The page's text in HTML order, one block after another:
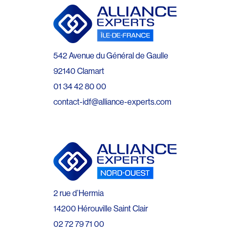
542 Avenue du Général de Gaulle
92140 Clamart
01 34 42 80 00
contact-idf@alliance-experts.com
2 rue d’Hermia
14200 Hérouville Saint Clair
02 72 79 71 00